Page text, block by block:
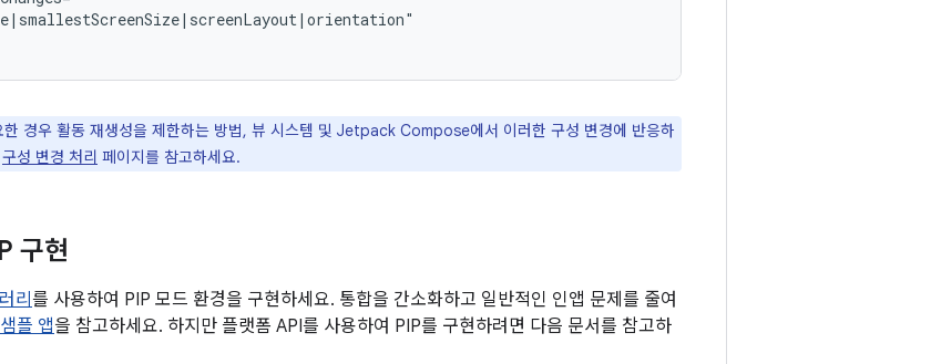
한 경우 활동 재생성을 제한하는 방법, 뷰 시스템 및 Jetpack Compose에서 이러한 구성 변경에 반응하
구성 변경 처리 페이지를 참고하세요.
구현
리 를 사용하여 PIP 모드 환경을 구현하세요. 통합을 간소화하고 일반적인 인앱 문제를 줄여
플 앱을 참고하세요. 하지만 플랫폼 API를 사용하여 PIP를 구현하려면 다음 문서를 참고하